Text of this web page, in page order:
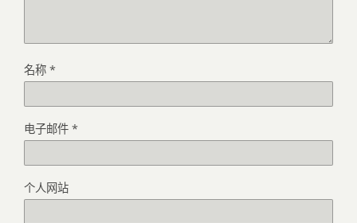
名称 *
电子邮件 *
个人网站